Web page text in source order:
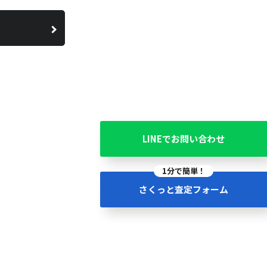
LINEでお問い合わせ
1分で簡単！
さくっと査定フォーム